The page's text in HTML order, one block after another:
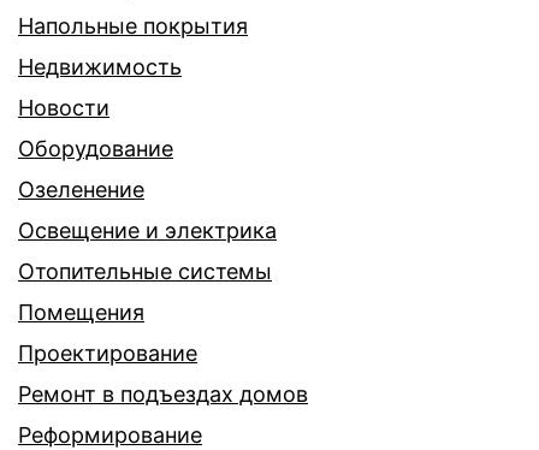
Напольные покрытия
Недвижимость
Новости
Оборудование
Озеленение
Освещение и электрика
Отопительные системы
Помещения
Проектирование
Ремонт в подъездах домов
Реформирование